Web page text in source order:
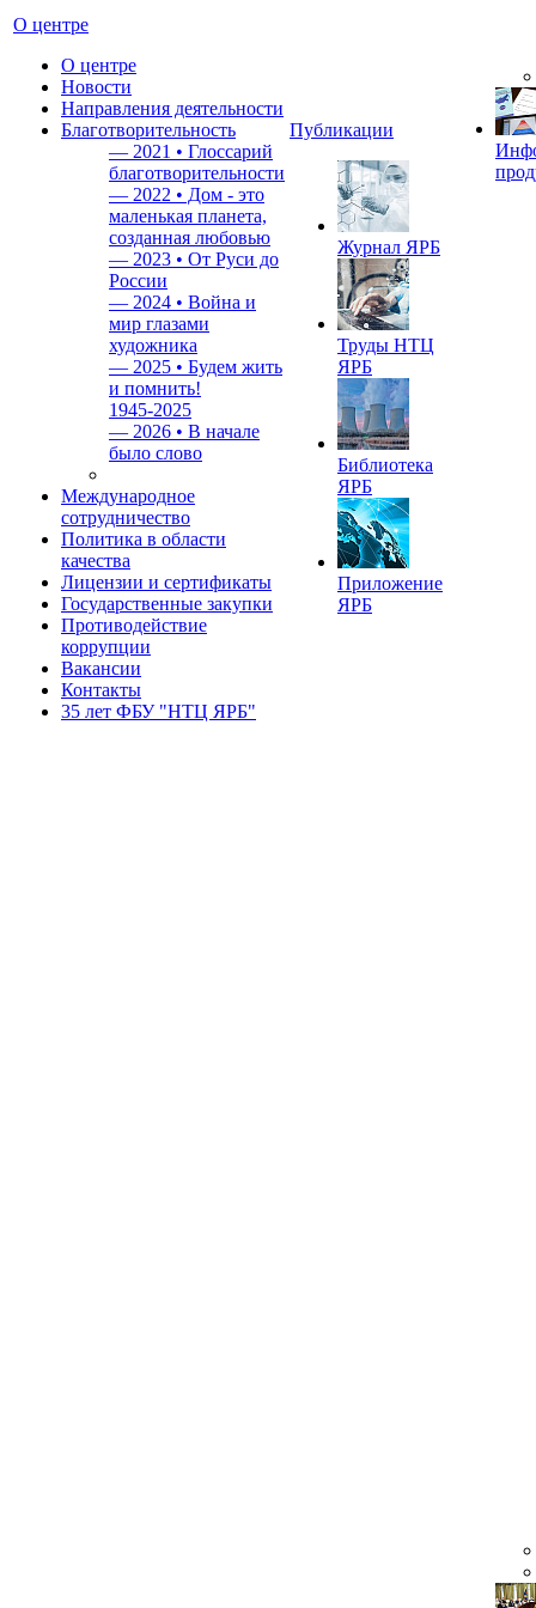
О центре
О центре
Новости
Направления деятельности
Благотворительность
— 2021 • Глоссарий
благотворительности
— 2022 • Дом - это
маленькая планета,
созданная любовью
— 2023 • От Руси до
России
— 2024 • Война и
мир глазами
художника
— 2025 • Будем жить
и помнить!
1945-2025
— 2026 • В начале
было слово
Международное
сотрудничество
Политика в области
качества
Лицензии и сертификаты
Государственные закупки
Противодействие
коррупции
Вакансии
Контакты
35 лет ФБУ "НТЦ ЯРБ"
Публикации
Журнал ЯРБ
Труды НТЦ
ЯРБ
Библиотека
ЯРБ
Приложение
ЯРБ